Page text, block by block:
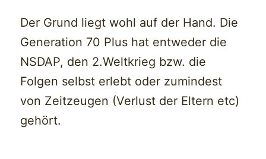
Der Grund liegt wohl auf der Hand. Die
Generation 70 Plus hat entweder die
NSDAP, den 2.Weltkrieg bzw. die
Folgen selbst erlebt oder zumindest
von Zeitzeugen (Verlust der Eltern etc)
gehört.